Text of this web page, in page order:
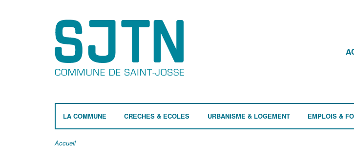
LA COMMUNE CRÈCHES & ECOLES URBANISME & LOGEMENT EMPLOIS &
Accueil